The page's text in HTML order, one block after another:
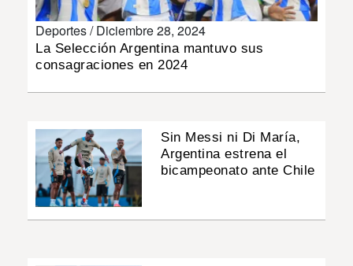
Deportes /Diciembre 28, 2024
La Selección Argentina mantuvo sus
consagraciones en 2024
Sin Messi ni Di María,
Argentina estrena el
bicampeonato ante Chile